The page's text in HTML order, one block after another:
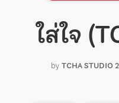
ใส่ใจ
byTCHA STUDIO